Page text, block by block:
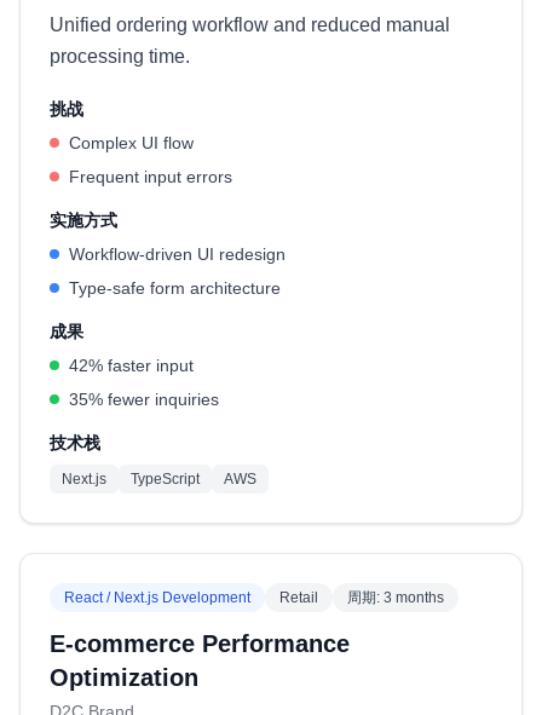
Unified ordering workflow and reduced manual
processing time.
挑战
Complex UI flow
Frequent input errors
实施方式
Workflow-driven UI redesign
Type-safe form architecture
成果
42% faster input
35% fewer inquiries
技术栈
Next.js TypeScript AWS
React / Next.js Development Retail 周期: 3 months
E-commerce Performance
Optimization